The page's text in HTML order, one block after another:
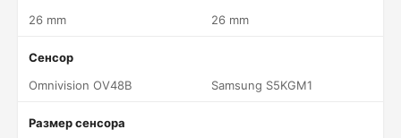
26 mm
26 mm
Сенсор
Omnivision OV48B
Samsung S5KGM1
Размер сенсора